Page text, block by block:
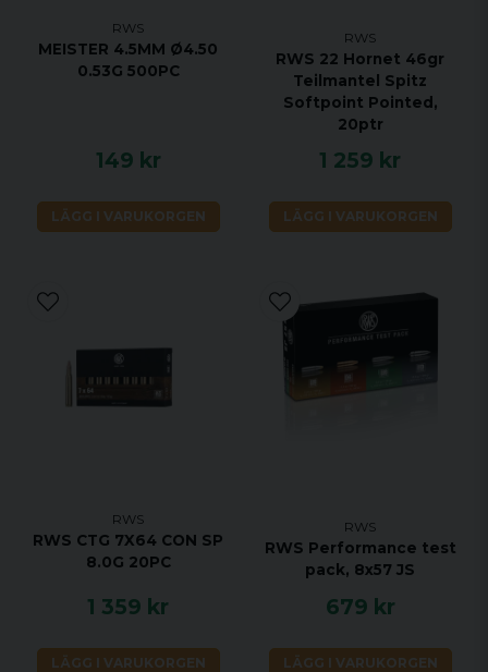
RWS
MEISTER 4.5MM Ø4.50
0.53G 500PC
149 kr
LÄGG I VARUKORGEN
RWS
RWS 22 Hornet 46gr
Teilmantel Spitz
Softpoint Pointed,
20ptr
1 259 kr
LÄGG I VARUKORGEN
RWS
RWS CTG 7X64 CON SP
8.0G 20PC
1 359 kr
LÄGG I VARUKORGEN
RWS
RWS Performance test
pack, 8x57 JS
679 kr
LÄGG I VARUKORGEN